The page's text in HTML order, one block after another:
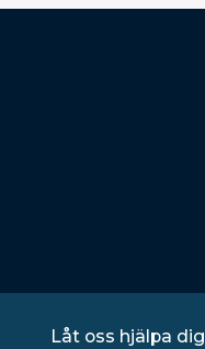
Låt oss hjälpa dig